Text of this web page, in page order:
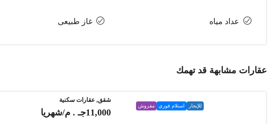
عداد مياه غاز طبيعى
عقارات مشابهة قد تهمك
للإيجار استلام فوري مفروش
شقق, عقارات سكنية
11,000جـ . م /شهريا